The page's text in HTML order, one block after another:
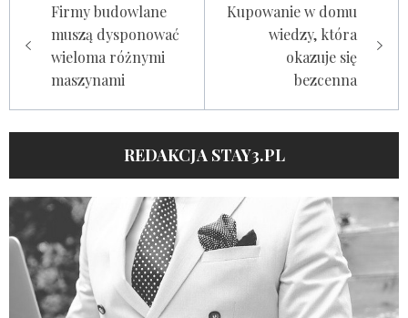
wpisuFirmy budowlane
muszą dysponować
wieloma różnymi
maszynami
Kupowanie w domu
wiedzy, która
okazuje się
bezcenna
REDAKCJA STAY3.PL